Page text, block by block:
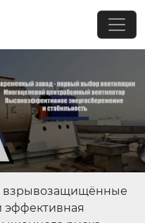
взрывозащищённые
эффективная